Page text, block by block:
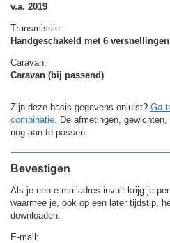
v.a. 2019
Transmissie:
Handgeschakeld met 6 versnellingen
Caravan:
Caravan (bij passend)
Zijn deze basis gegevens onjuist? Ga
combinatie. De afmetingen,
nog aan te passen.
Bevestigen
Als je een e-mailadres invult krijg je
waarmee je, ook op een later tijdstip,
downloaden.
E-mail: